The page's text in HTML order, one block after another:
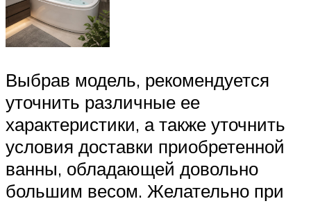
Выбрав модель, рекомендуется
уточнить различные ее
характеристики, а также уточнить
условия доставки приобретенной
ванны, обладающей довольно
большим весом. Желательно при